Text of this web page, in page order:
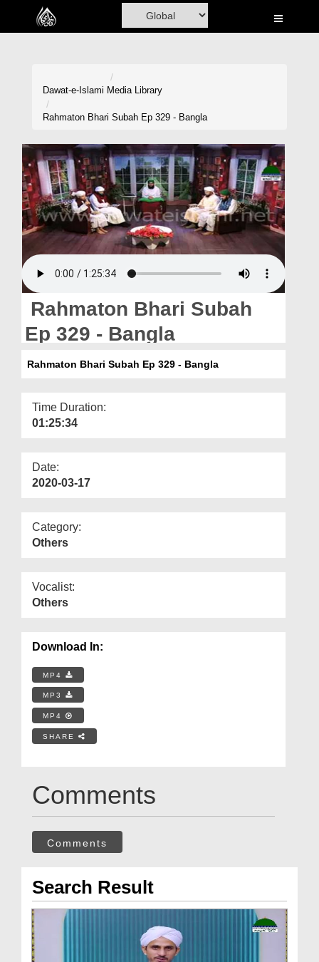
Home
Volunteer Portal
Rohani Ilaj
Donation
Blog
Magazine
Dawat-e-Islami Media Library
Rahmaton Bhari Subah Ep 329 - Bangla
Rahmaton Bhari Subah
Ep 329 - Bangla
Rahmaton Bhari Subah Ep 329 - Bangla
Time Duration:
01:25:34
Date:
2020-03-17
Category:
Others
Vocalist:
Others
Download In:
MP4
MP3
MP4
SHARE
Comments
Comments
Search Result